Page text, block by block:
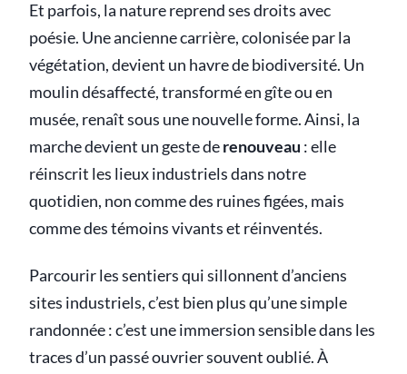
Et parfois, la nature reprend ses droits avec
poésie. Une ancienne carrière, colonisée par la
végétation, devient un havre de biodiversité. Un
moulin désaffecté, transformé en gîte ou en
musée, renaît sous une nouvelle forme. Ainsi, la
marche devient un geste derenouveau : elle
réinscrit les lieux industriels dans notre
quotidien, non comme des ruines figées, mais
comme des témoins vivants et réinventés.
Parcourir les sentiers qui sillonnent d’anciens
sites industriels, c’est bien plus qu’une simple
randonnée : c’est une immersion sensible dans les
traces d’un passé ouvrier souvent oublié. À